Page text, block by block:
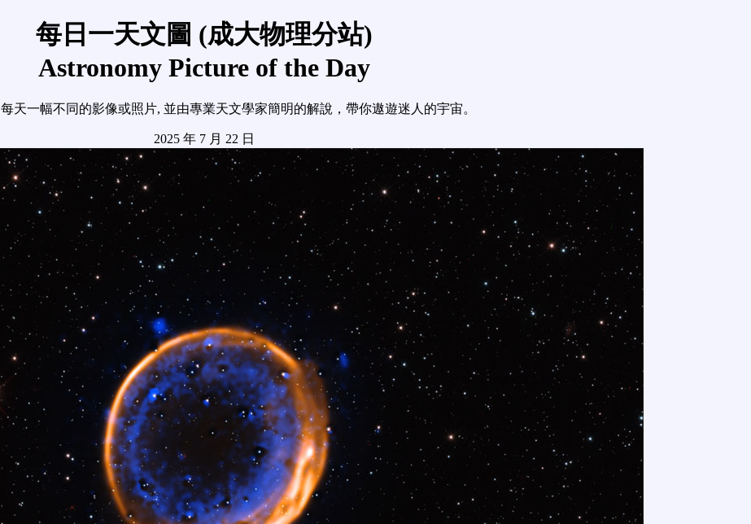
每日一天文圖 (成大物理分站)
Astronomy Picture of the Day
每天一幅不同的影像或照片, 並由專業天文學家簡明的解說，帶你遨遊迷人的宇宙。
2025 年 7 月 22 日